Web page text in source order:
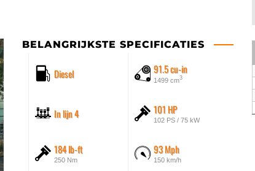
BELANGRIJKSTE SPECIFICATIES
Diesel 91.5 cu-in
1499 cm3
In lijn 4 101 HP
102 PS / 75 kW
184 lb-ft
250 Nm
93 Mph
150 km/h